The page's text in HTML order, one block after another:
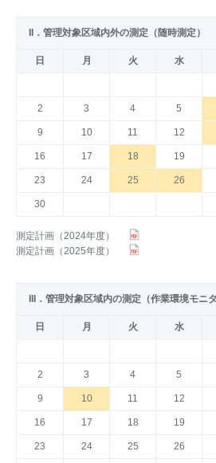
II．管理対象区域内外の測定（随時測定）
日 月 火 水
2 3 4 5
9 10 11 12
16 17 18 19
23 24 25 26
30
測定計画（2024年度）
測定計画（2025年度）
III．管理対象区域内の測定（作業環境モニ
日 月 火 水
2 3 4 5
9 10 11 12
16 17 18 19
23 24 25 26